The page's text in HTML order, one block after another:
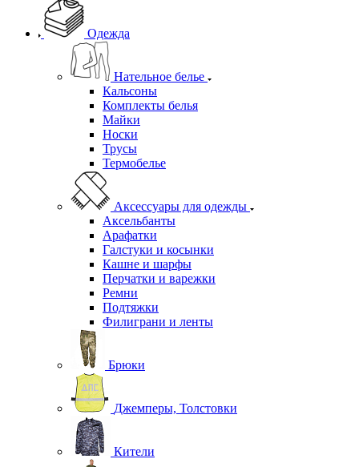
Одежда
Нательное белье
Кальсоны
Комплекты белья
Майки
Носки
Трусы
Термобелье
Аксессуары для одежды
Аксельбанты
Арафатки
Галстуки и косынки
Кашне и шарфы
Перчатки и варежки
Ремни
Подтяжки
Филиграни и ленты
Брюки
Джемперы, Толстовки
Кители